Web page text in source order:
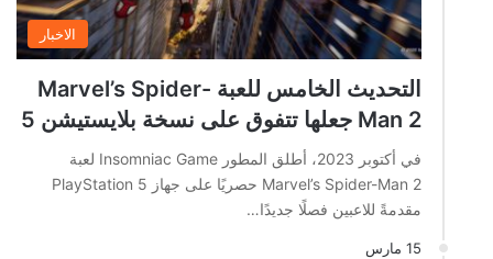
الاخبار
التحديث الخامس للعبة Marvel’s Spider-
Man 2 جعلها تتفوق على نسخة بلايستيشن 5
في أكتوبر 2023، أطلق المطور Insomniac Game لعبة
Marvel’s Spider-Man 2 حصريًا على جهاز PlayStation 5
مقدمةً للاعبين فصلًا جديدًا…
15 مارس